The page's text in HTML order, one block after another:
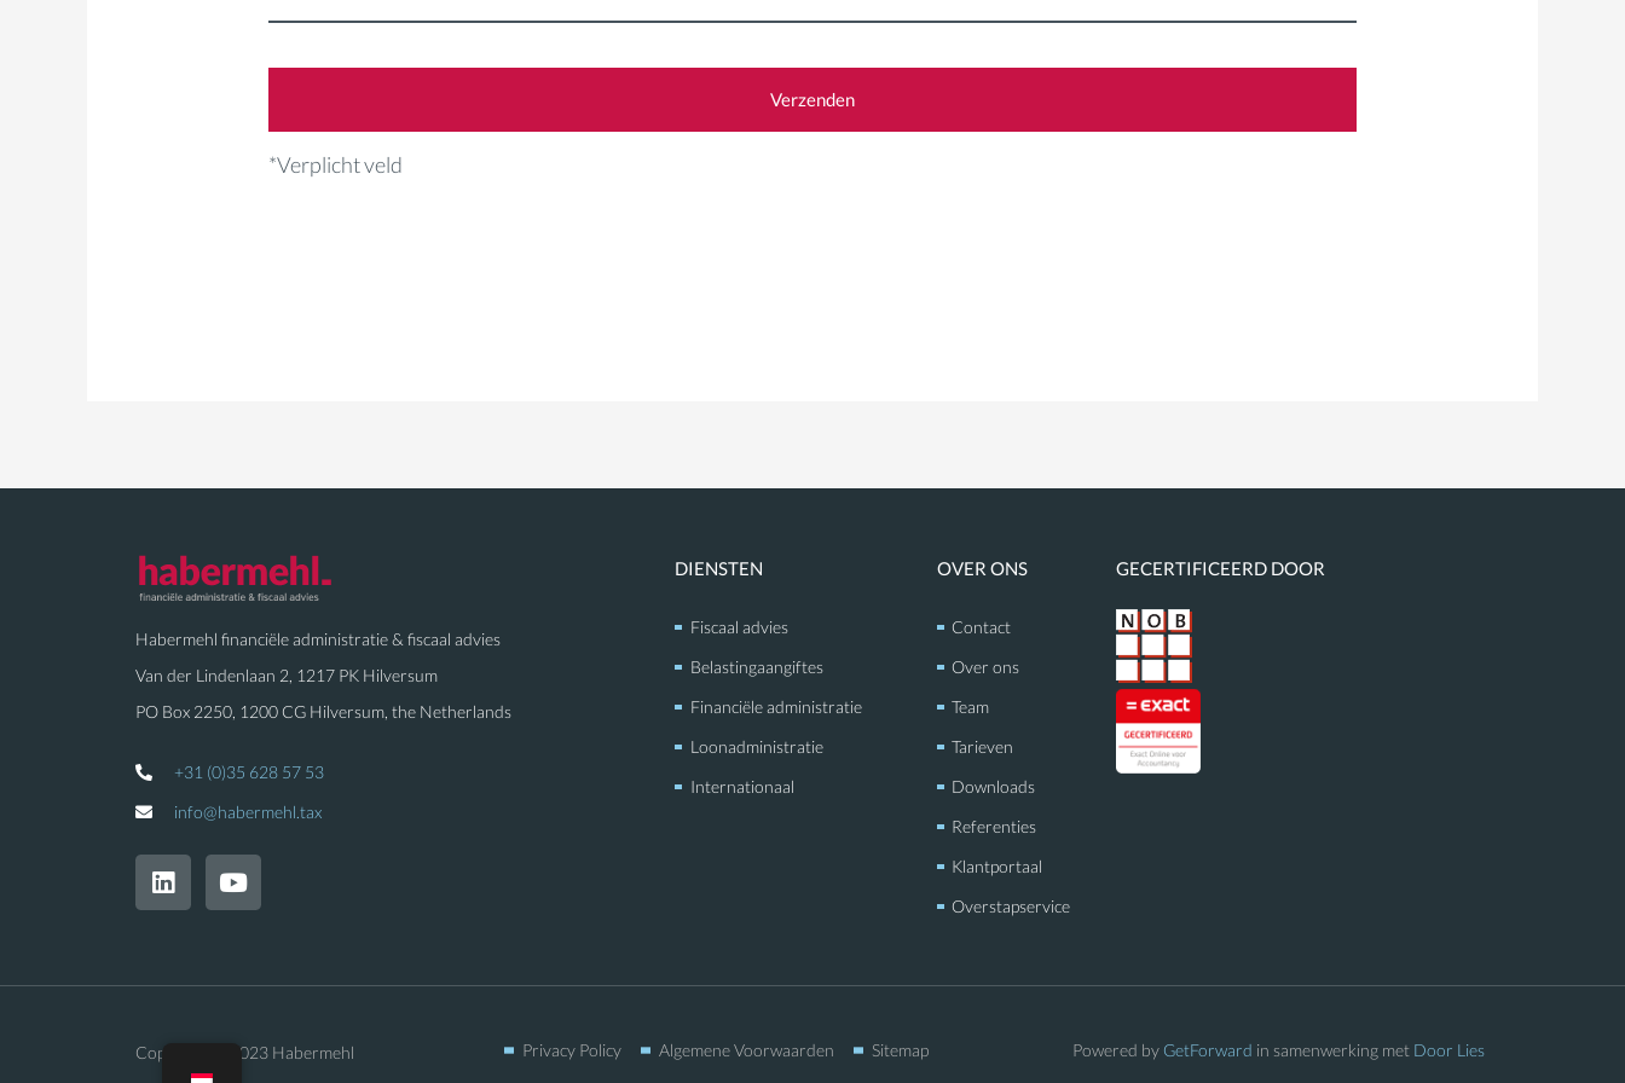
Verzenden
*Verplicht veld
Habermehl financiële administratie & fiscaal advies
Van der Lindenlaan 2, 1217 PK Hilversum
PO Box 2250, 1200 CG Hilversum, the Netherlands
+31 (0)35 628 57 53
info@habermehl.tax
L
i
n
d
n
Y
o
u
b
DIENSTEN
Fiscaal advies
Belastingaangiftes
Financiële administratie
Loonadministratie
Internationaal
OVER ONS
Contact
Over ons
Team
Tarieven
Downloads
Referenties
Klantportaal
Overstapservice
GECERTIFICEERD DOOR
Copyright © 2023 Habermehl Privacy Policy Algemene Voorwaarden Sitemap Powered by GetForward in samenwerking met Door Lies